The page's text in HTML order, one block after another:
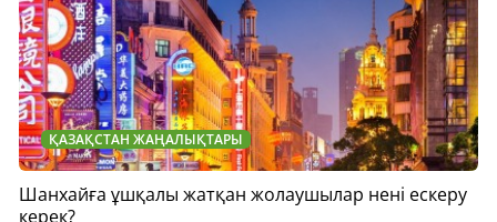
ҚАЗАҚСТАН ЖАҢАЛЫҚТАРЫ
Шанхайға ұшқалы жатқан жолаушылар нені ескеру
керек?